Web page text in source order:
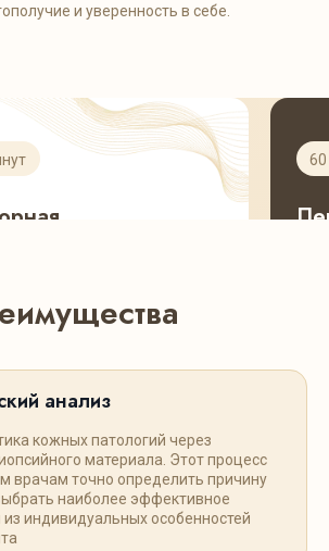
и уверенность в себе.
обследований,
терапии и
Записаться
анализ
кожных патологий через
материала. Этот процесс
врачам точно определить причину
наиболее эффективное
из индивидуальных особенностей